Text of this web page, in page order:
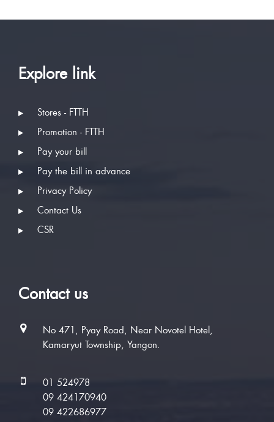
Explore link
Stores - FTTH
Promotion - FTTH
Pay your bill
Pay the bill in advance
Privacy Policy
Contact Us
CSR
Contact us
No 471, Pyay Road, Near Novotel Hotel,
Kamaryut Township, Yangon.
01 524978
09 424170940
09 422686977